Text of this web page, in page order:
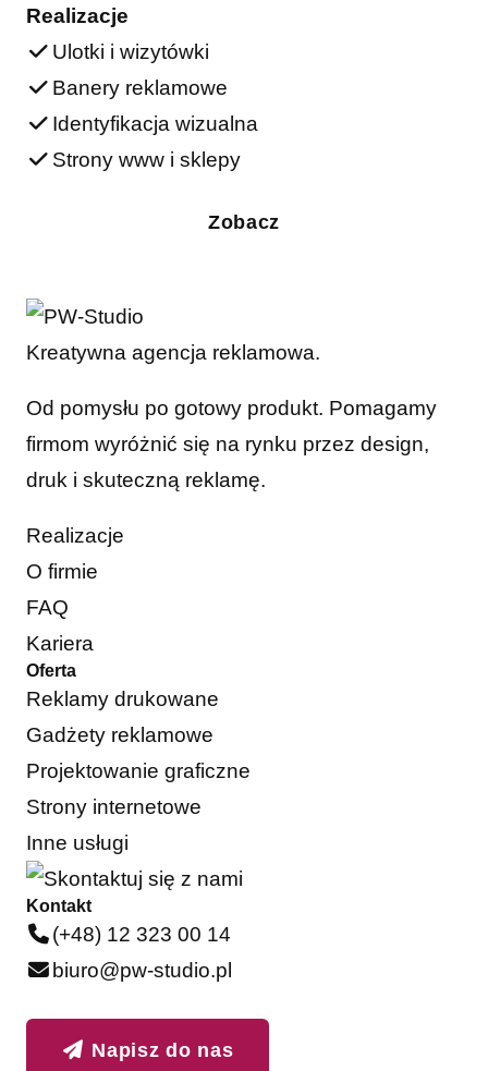
Realizacje
Ulotki i wizytówki
Banery reklamowe
Identyfikacja wizualna
Strony www i sklepy
Zobacz
Kreatywna agencja reklamowa.
Od pomysłu po gotowy produkt. Pomagamy
firmom wyróżnić się na rynku przez design,
druk i skuteczną reklamę.
Realizacje
O firmie
FAQ
Kariera
Oferta
Reklamy drukowane
Gadżety reklamowe
Projektowanie graficzne
Strony internetowe
Inne usługi
Kontakt
(+48) 12 323 00 14
biuro@pw-studio.pl
Napisz do nas